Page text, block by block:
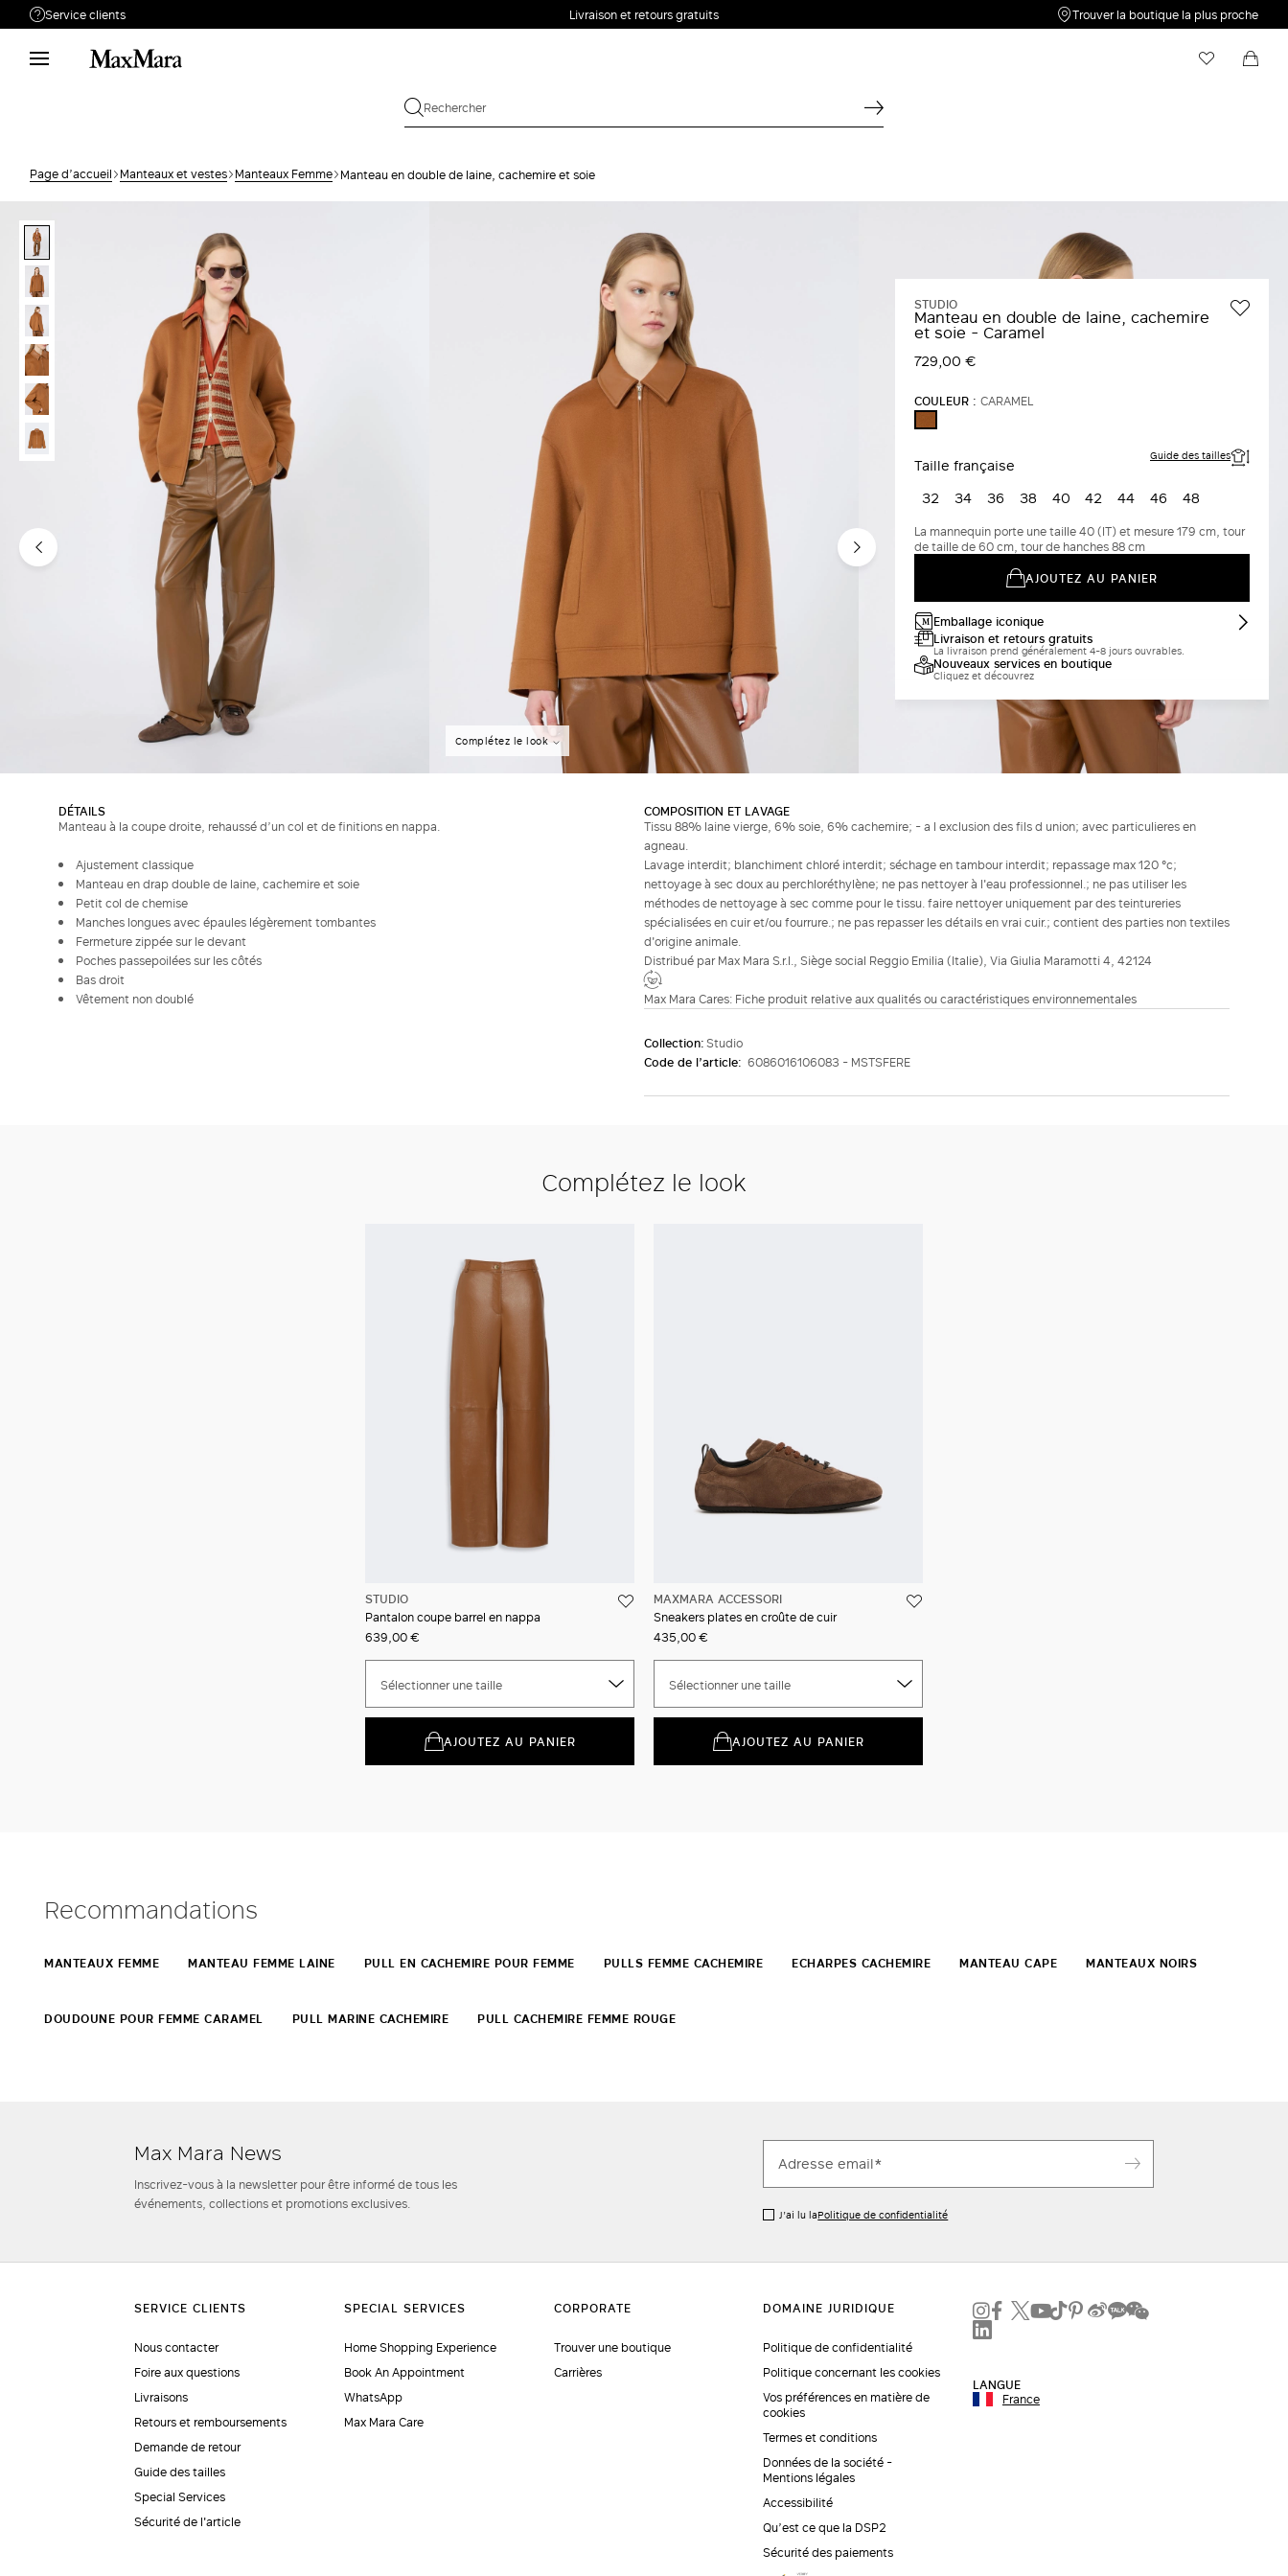
Service clients
Besoin de support ?
Téléphone : LUN / VEN 9 - 18
demande
Rechercher la
Livraison et retours gratuits Trouver la boutique la plus proche
Page d’accueil Manteaux et vestes Manteaux Femme Manteau en double de laine, cachemire et soie
Complétez le look
STUDIO
Manteau en double de laine, cachemire
et soie - Caramel
729,00 €
COULEUR : CARAMEL
CARAMEL
Taille française Guide des tailles
32 34 36 38 40 42 44 46 48
La mannequin porte une taille 40 (IT) et mesure 179 cm, tour
de taille de 60 cm, tour de hanches 88 cm
AJOUTEZ AU PANIER
Emballage iconique
Livraison et retours gratuits
La livraison prend généralement 4-8 jours ouvrables.
Nouveaux services en boutique
Cliquez et découvrez
DÉTAILS
Manteau à la coupe droite, rehaussé d’un col et de finitions en nappa.
Ajustement classique
Manteau en drap double de laine, cachemire et soie
Petit col de chemise
Manches longues avec épaules légèrement tombantes
Fermeture zippée sur le devant
Poches passepoilées sur les côtés
Bas droit
Vêtement non doublé
COMPOSITION ET LAVAGE
Tissu 88% laine vierge, 6% soie, 6% cachemire; - a l exclusion des fils d union; avec particulieres en
agneau.
Lavage interdit; blanchiment chloré interdit; séchage en tambour interdit; repassage max 120 °c;
nettoyage à sec doux au perchloréthylène; ne pas nettoyer à l'eau professionnel.; ne pas utiliser les
méthodes de nettoyage à sec comme pour le tissu. faire nettoyer uniquement par des teintureries
spécialisées en cuir et/ou fourrure.; ne pas repasser les détails en vrai cuir.; contient des parties non textiles
d'origine animale.
Distribué par Max Mara S.r.l., Siège social Reggio Emilia (Italie), Via Giulia Maramotti 4, 42124
Max Mara Cares: Fiche produit relative aux qualités ou caractéristiques environnementales
Collection:Studio
Code de l’article: 6086016106083 - MSTSFERE
Complétez le look
STUDIO
Pantalon coupe barrel en nappa
639,00 €
Sélectionner une taille
AJOUTEZ AU PANIER
MAXMARA ACCESSORI
Sneakers plates en croûte de cuir
435,00 €
Sélectionner une taille
AJOUTEZ AU PANIER
Recommandations
MANTEAUX FEMME MANTEAU FEMME LAINE PULL EN CACHEMIRE POUR FEMME PULLS FEMME CACHEMIRE ECHARPES CACHEMIRE MANTEAU CAPE MANTEAUX NOIRS
DOUDOUNE POUR FEMME CARAMEL PULL MARINE CACHEMIRE PULL CACHEMIRE FEMME ROUGE
Max Mara News
Inscrivez-vous à la newsletter pour être informé de tous les
événements, collections et promotions exclusives.
J’ai lu laPolitique de confidentialité
Nous contacter
Foire aux questions
Livraisons
Retours et remboursements
Demande de retour
Guide des tailles
Special Services
Sécurité de l'article
Home Shopping Experience
Book An Appointment
WhatsApp
Max Mara Care
Trouver une boutique
Carrières
Politique de confidentialité
Politique concernant les cookies
Vos préférences en matière de
cookies
Termes et conditions
Données de la société -
Mentions légales
Accessibilité
Qu’est ce que la DSP2
Sécurité des paiements
LANGUE
France